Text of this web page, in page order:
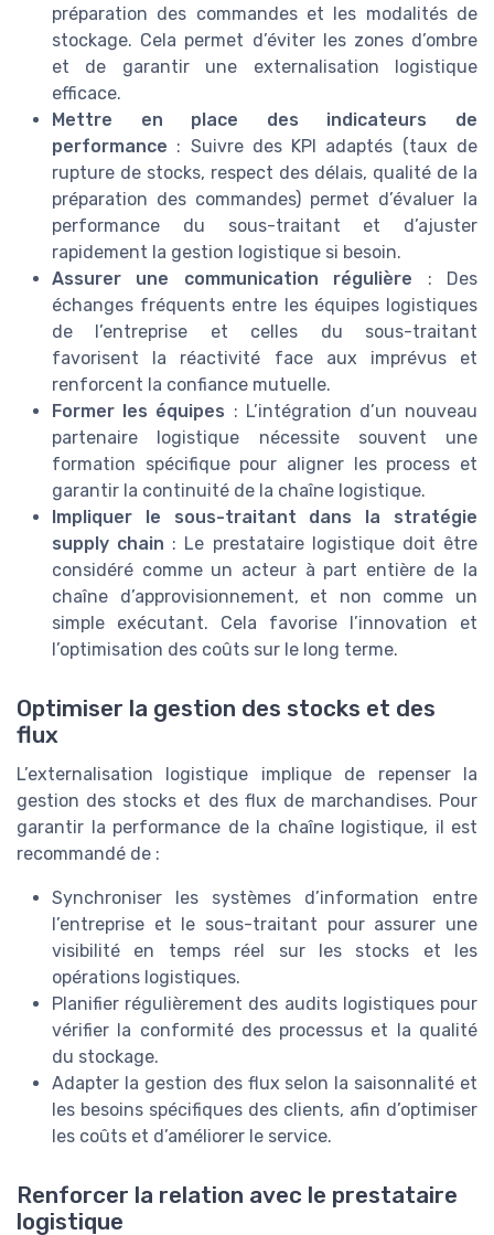
préparation des commandes et les modalités de
stockage. Cela permet d’éviter les zones d’ombre
et de garantir une externalisation logistique
efficace.
Mettre en place des indicateurs de
performance : Suivre des KPI adaptés (taux de
rupture de stocks, respect des délais, qualité de la
préparation des commandes) permet d’évaluer la
performance du sous-traitant et d’ajuster
rapidement la gestion logistique si besoin.
Assurer une communication régulière : Des
échanges fréquents entre les équipes logistiques
de l’entreprise et celles du sous-traitant
favorisent la réactivité face aux imprévus et
renforcent la confiance mutuelle.
Former les équipes : L’intégration d’un nouveau
partenaire logistique nécessite souvent une
formation spécifique pour aligner les process et
garantir la continuité de la chaîne logistique.
Impliquer le sous-traitant dans la stratégie
supply chain : Le prestataire logistique doit être
considéré comme un acteur à part entière de la
chaîne d’approvisionnement, et non comme un
simple exécutant. Cela favorise l’innovation et
l’optimisation des coûts sur le long terme.
Optimiser la gestion des stocks et des
flux
L’externalisation logistique implique de repenser la
gestion des stocks et des flux de marchandises. Pour
garantir la performance de la chaîne logistique, il est
recommandé de :
Synchroniser les systèmes d’information entre
l’entreprise et le sous-traitant pour assurer une
visibilité en temps réel sur les stocks et les
opérations logistiques.
Planifier régulièrement des audits logistiques pour
vérifier la conformité des processus et la qualité
du stockage.
Adapter la gestion des flux selon la saisonnalité et
les besoins spécifiques des clients, afin d’optimiser
les coûts et d’améliorer le service.
Renforcer la relation avec le prestataire
logistique